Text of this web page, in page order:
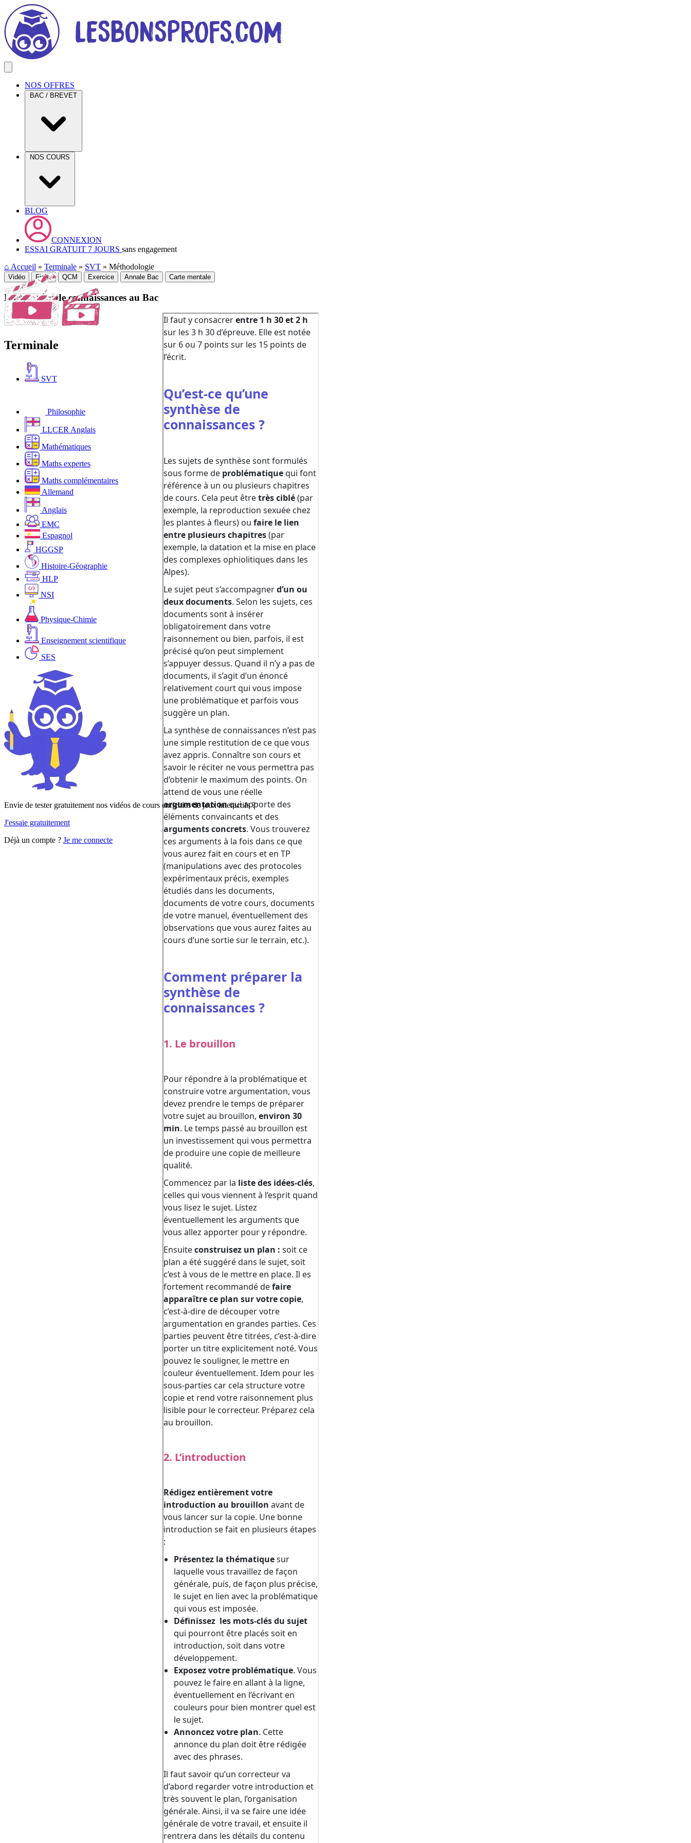
NOS OFFRES
BAC / BREVET
NOS COURS
BLOG
CONNEXION
ESSAI GRATUIT 7 JOURS sans engagement
⌂ Accueil » Terminale » SVT » Méthodologie
Terminale
SVT
Philosophie
LLCER Anglais
Mathématiques
Maths expertes
Maths complémentaires
Allemand
Anglais
EMC
Espagnol
HGGSP
Histoire-Géographie
HLP
NSI
Physique-Chimie
Enseignement scientifique
SES
Envie de tester gratuitement nos vidéos de cours enrichies de jeux interactifs ?
J'essaie gratuitement
Déjà un compte ? Je me connecte
Vidéo Fiche QCM Exercice Annale Bac Carte mentale
La synthèse de connaissances au Bac